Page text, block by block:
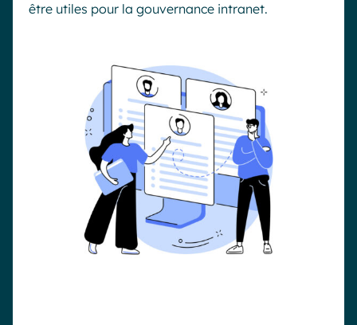
être utiles pour la gouvernance intranet.